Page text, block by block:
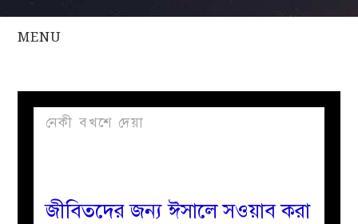
MENU
সকল
প্রবন্ধ
নারীদের
নেকী বখশে দেয়া
জীবিতদের জন্য ঈসালে সওয়াব করা